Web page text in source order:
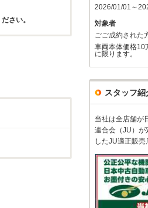
さい。
2026/01/01～
対象者
ごご成約された
車両本体価格10
に限ります。
スタッフ紹
当社は全店舗が
連合会（JU）が
したJU適正販